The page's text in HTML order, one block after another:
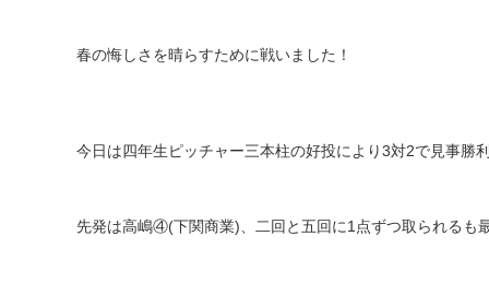
春の悔しさを晴らすために戦いました！
今日は四年生ピッチャー三本柱の好投により3対2で見事勝
先発は高嶋④(下関商業)、二回と五回に1点ずつ取られるも